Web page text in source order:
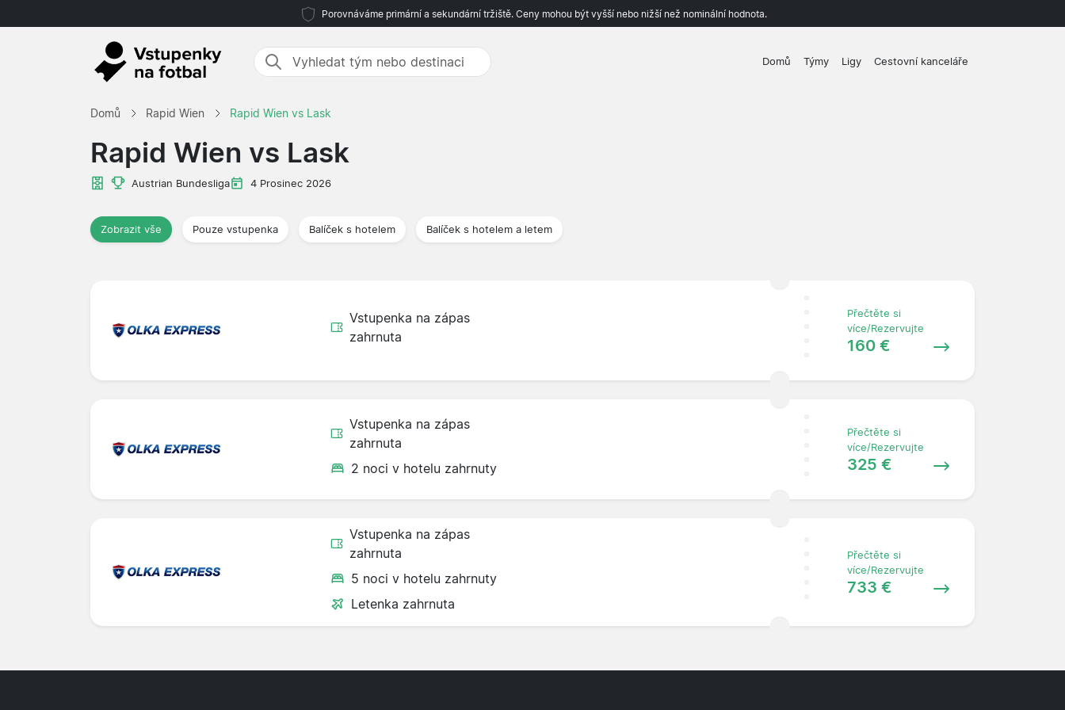
Porovnáváme primární a sekundární tržiště. Ceny mohou být vyšší nebo nižší než nominální hodnota.
Domů Týmy Ligy Cestovní kanceláře
Domů Rapid Wien Rapid Wien vs Lask
Rapid Wien vs Lask
Austrian Bundesliga 4 Prosinec 2026
Zobrazit vše Pouze vstupenka Balíček s hotelem Balíček s hotelem a letem
Vstupenka na zápas
zahrnuta
Přečtěte si
více/Rezervujte
160 €
Vstupenka na zápas
zahrnuta
2 noci v hotelu zahrnuty
Přečtěte si
více/Rezervujte
325 €
Vstupenka na zápas
zahrnuta
5 noci v hotelu zahrnuty
Letenka zahrnuta
Přečtěte si
více/Rezervujte
733 €